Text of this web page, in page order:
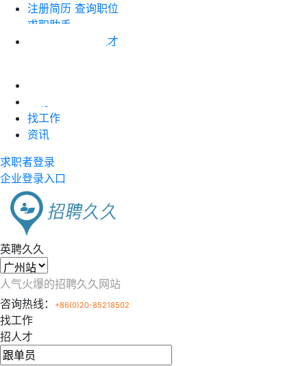
注册简历 查询职位
求职助手
搜索人才
找工作
资讯
求职者登录
企业登录入口
英聘久久
人气火爆的招聘久久网站
咨询热线：
+86(0)20-85218502
找工作
招人才